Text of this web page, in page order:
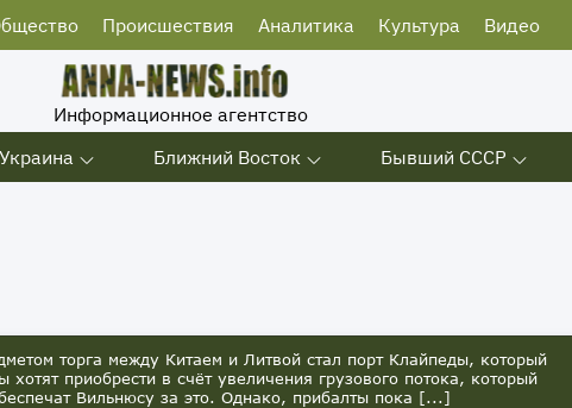
Происшествия Аналитика Культура Видео
Информационное агентство
Украина Ближний Восток Бывший СССР
торга между Китаем и Литвой стал порт Клайпеды, который
хотят приобрести в счёт увеличения грузового потока, который
Вильнюсу за это. Однако, прибалты пока [...]